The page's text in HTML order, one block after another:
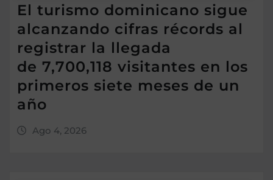
El turismo dominicano sigue
alcanzando cifras récords al
registrar la llegada
de 7,700,118 visitantes en los
primeros siete meses de un
año
Ago 4, 2026